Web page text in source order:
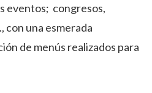
eventos; congresos,
con una esmerada
de menús realizados para